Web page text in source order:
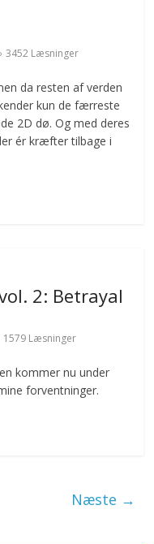
3452 Læsninger
da resten af verden
kun de færreste
2D dø. Og med deres
ér kræfter tilbage i
2: Betrayal
1579 Læsninger
kommer nu under
forventninger.
Næste →